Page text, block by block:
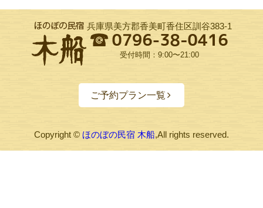
兵庫県美方郡香美町香住区訓谷383-1
受付時間：9:00〜21:00
ご予約プラン一覧
Copyright © ほのぼの民宿 木船,All rights reserved.